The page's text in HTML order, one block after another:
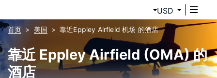
USD
首页 美国 靠近Eppley Airfield 机场 的酒店
靠近 Eppley Airfield (OMA) 的
酒店